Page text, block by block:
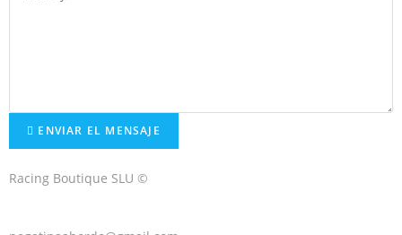
ENVIAR EL MENSAJE
Racing Boutique SLU ©